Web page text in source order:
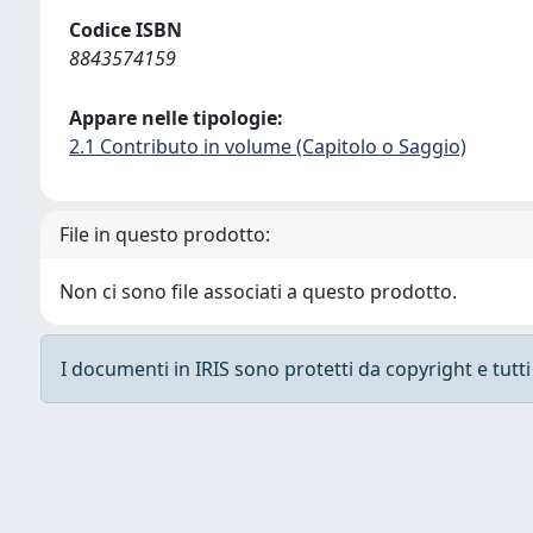
Codice ISBN
8843574159
Appare nelle tipologie:
2.1 Contributo in volume (Capitolo o Saggio)
File in questo prodotto:
Non ci sono file associati a questo prodotto.
I documenti in IRIS sono protetti da copyright e